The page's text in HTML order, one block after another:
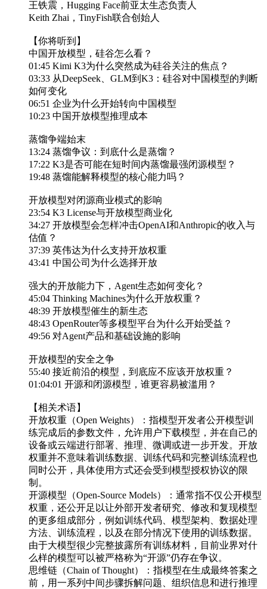
王铁震，Hugging Face前亚太生态负责人
Keith Zhai，TinyFish联合创始人
【你将听到】
中国开放模型，硅谷怎么看？
01:45 Kimi K3为什么突然成为硅谷关注的焦点？
03:33 从DeepSeek、GLM到K3：硅谷对中国模型的判断
如何变化
06:51 企业为什么开始转向中国模型
10:23 中国开放模型推理成本
蒸馏争端始末
13:24 蒸馏争议：到底什么是蒸馏？
17:22 K3是否可能在短时间内蒸馏最强闭源模型？
19:48 蒸馏能解释模型的核心能力吗？
开放模型对闭源商业模式的影响
23:54 K3 License与开放模型商业化
34:27 开放模型会怎样冲击OpenAI和Anthropic的收入与
估值？
37:39 英伟达为什么支持开放权重
43:41 中国公司为什么选择开放
强大的开放能力下，Agent生态如何变化？
45:04 Thinking Machines为什么开放权重？
48:39 开放模型催生的新生态
48:43 OpenRouter等多模型平台为什么开始受益？
49:56 对Agent产品和基础设施的影响
开放模型的安全之争
55:40 接近前沿的模型，到底应不应该开放权重？
01:04:01 开源和闭源模型，谁更容易被滥用？
【相关术语】
开放权重（Open Weights）：指模型开发者公开模型训
练完成后的参数文件，允许用户下载模型，并在自己的
设备或云端进行部署、推理、微调或进一步开发。开放
权重并不意味着训练数据、训练代码和完整训练流程也
同时公开，具体使用方式还会受到模型授权协议的限
制。
开源模型（Open-Source Models）：通常指不仅公开模型
权重，还公开足以让外部开发者研究、修改和复现模型
的更多组成部分，例如训练代码、模型架构、数据处理
方法、训练流程，以及在部分情况下使用的训练数据。
由于大模型很少完整披露所有训练材料，目前业界对什
么样的模型可以被严格称为“开源”仍存在争议。
思维链（Chain of Thought）：指模型在生成最终答案之
前，用一系列中间步骤拆解问题、组织信息和进行推理